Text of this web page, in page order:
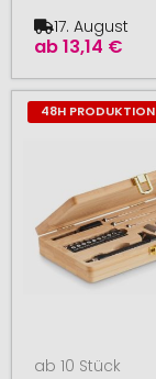
ab13,14 €
17. August
48H PRODUKTION
ab 10 Stück